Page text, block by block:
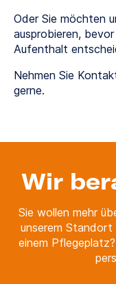
Oder Sie möchten
ausprobieren,
Aufenthalt
Nehmen Sie
gerne.
Wir
Sie wollen mehr
unserem
einem